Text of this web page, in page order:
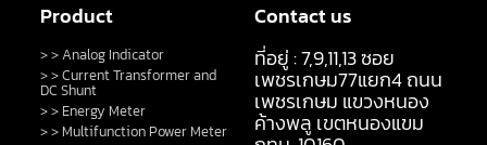
Product
> > Analog Indicator
> > Current Transformer and
DC Shunt
> > Energy Meter
> > Multifunction Power Meter
Contact us
ที่อยู่ : 7,9,11,13 ซอย
เพชรเกษม77แยก4 ถนน
เพชรเกษม แขวงหนอง
ค้างพลู เขตหนองแขม